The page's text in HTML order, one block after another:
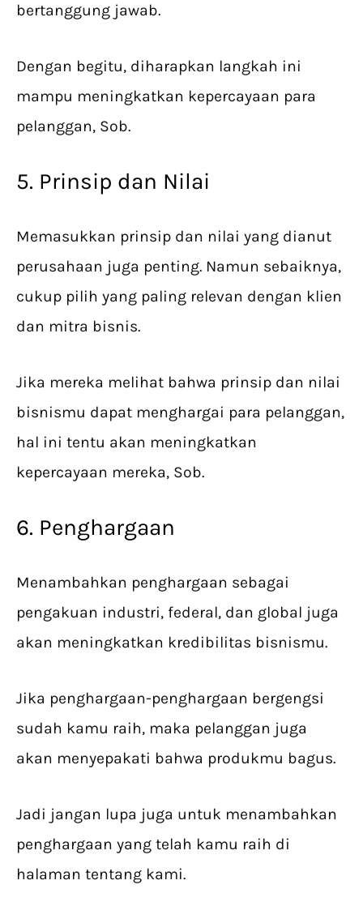
bertanggung jawab.
Dengan begitu, diharapkan langkah ini
mampu meningkatkan kepercayaan para
pelanggan, Sob.
5. Prinsip dan Nilai
Memasukkan prinsip dan nilai yang dianut
perusahaan juga penting. Namun sebaiknya,
cukup pilih yang paling relevan dengan klien
dan mitra bisnis.
Jika mereka melihat bahwa prinsip dan nilai
bisnismu dapat menghargai para pelanggan,
hal ini tentu akan meningkatkan
kepercayaan mereka, Sob.
6. Penghargaan
Menambahkan penghargaan sebagai
pengakuan industri, federal, dan global juga
akan meningkatkan kredibilitas bisnismu.
Jika penghargaan-penghargaan bergengsi
sudah kamu raih, maka pelanggan juga
akan menyepakati bahwa produkmu bagus.
Jadi jangan lupa juga untuk menambahkan
penghargaan yang telah kamu raih di
halaman tentang kami.